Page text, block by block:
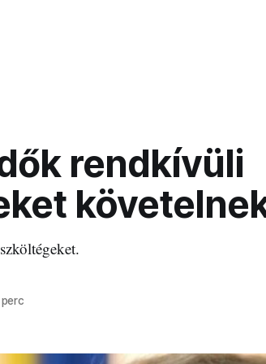
rendkívüli